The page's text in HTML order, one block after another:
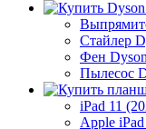
Стайлер
Фен Dyson
Пылесос
iPad 11
Apple